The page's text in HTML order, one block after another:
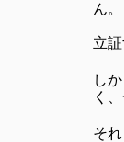
ん。
立
し
く
そ